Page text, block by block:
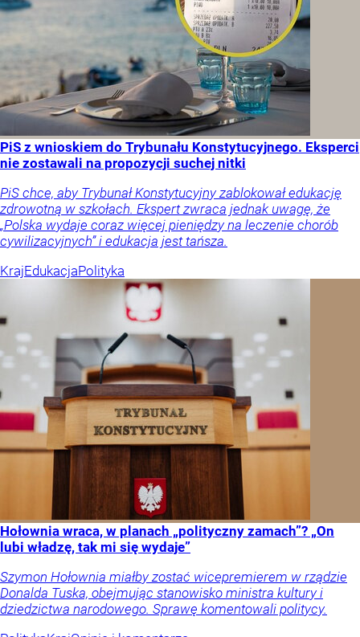
PiS z wnioskiem do Trybunału Konstytucyjnego. Eksperci
nie zostawali na propozycji suchej nitki
PiS chce, aby Trybunał Konstytucyjny zablokował edukację
zdrowotną w szkołach. Ekspert zwraca jednak uwagę, że
„Polska wydaje coraz więcej pieniędzy na leczenie chorób
cywilizacyjnych” i edukacja jest tańsza.
KrajEdukacjaPolityka
Hołownia wraca, w planach „polityczny zamach”? „On
lubi władzę, tak mi się wydaje”
Szymon Hołownia miałby zostać wicepremierem w rządzie
Donalda Tuska, obejmując stanowisko ministra kultury i
dziedzictwa narodowego. Sprawę komentowali politycy.